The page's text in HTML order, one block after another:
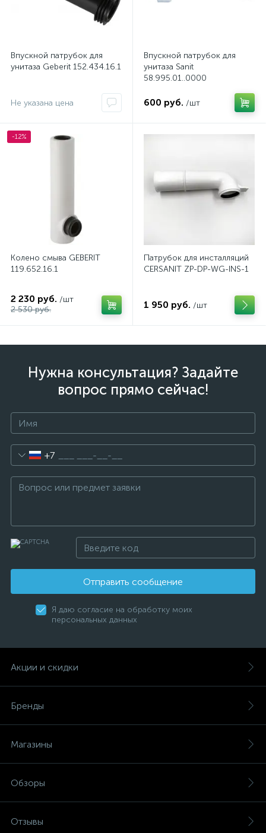
Впускной патрубок для
унитаза Geberit 152.434.16.1
Не указана цена
Впускной патрубок для
унитаза Sanit
58.995.01..0000
600 руб. /шт
-12%
Колено смыва GEBERIT
119.652.16.1
2 230 руб. /шт
2 530 руб.
Патрубок для инсталляций
CERSANIT ZP-DP-WG-INS-1
1 950 руб. /шт
Нужна консультация? Задайте
вопрос прямо сейчас!
+7
Отправить сообщение
Я даю согласие на обработку моих
персональных данных
Акции и скидки
Бренды
Магазины
Обзоры
Отзывы